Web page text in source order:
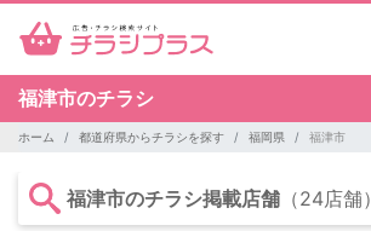
福津市のチラシ
ホーム 都道府県からチラシを探す 福岡県 福津市
福津市のチラシ掲載店舗 （24店舗）